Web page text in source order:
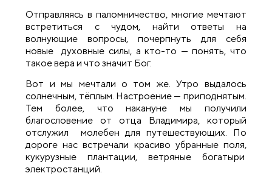
Отправляясь в паломничество, многие мечтают
встретиться с чудом, найти ответы на
волнующие вопросы, почерпнуть для себя
новые духовные силы, а кто-то — понять, что
такое вера и что значит Бог.
Вот и мы мечтали о том же. Утро выдалось
солнечным, тёплым. Настроение — приподнятым.
Тем более, что накануне мы получили
благословение от отца Владимира, который
отслужил молебен для путешествующих. По
дороге нас встречали красиво убранные поля,
кукурузные плантации, ветряные богатыри
электростанций.